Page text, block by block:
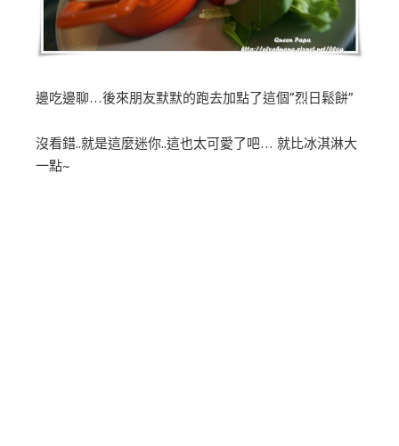
邊吃邊聊…後來朋友默默的跑去加點了這個”烈日鬆餅”
沒看錯..就是這麼迷你..這也太可愛了吧… 就比冰淇淋大
一點~